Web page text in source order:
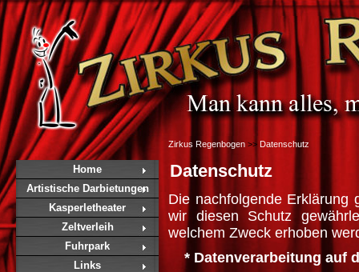
Home
Artistische Darbietungen
Kasperletheater
Zeltverleih
Fuhrpark
Links
Zirkus Regenbogen >> Datenschutz
Datenschutz
Die nachfolgende Erklärung
wir diesen Schutz
welchem Zweck erhoben
* Datenverarbeitung auf